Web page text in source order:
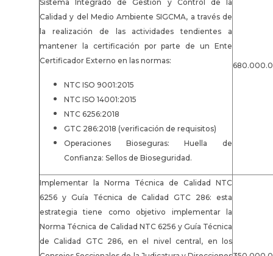
Sistema Integrado de Gestión y Control de la
Calidad y del Medio Ambiente SIGCMA, a través de
la realización de las actividades tendientes a
mantener la certificación por parte de un Ente
Certificador Externo en las normas:
NTC ISO 9001:2015
NTC ISO 14001:2015
NTC 6256:2018
GTC 286:2018 (verificación de requisitos)
Operaciones Bioseguras: Huella de
Confianza: Sellos de Bioseguridad.
Implementar la Norma Técnica de Calidad NTC
6256 y Guía Técnica de Calidad GTC 286: esta
estrategia tiene como objetivo implementar la
Norma Técnica de Calidad NTC 6256 y Guía Técnica
de Calidad GTC 286, en el nivel central, en los